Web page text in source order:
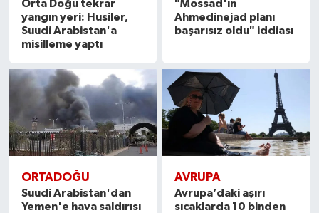
Orta Doğu tekrar
yangın yeri: Husiler,
Suudi Arabistan'a
misilleme yaptı
"Mossad'ın
Ahmedinejad planı
başarısız oldu" iddiası
ORTADOĞU
Suudi Arabistan'dan
Yemen'e hava saldırısı
AVRUPA
Avrupa’daki aşırı
sıcaklarda 10 binden